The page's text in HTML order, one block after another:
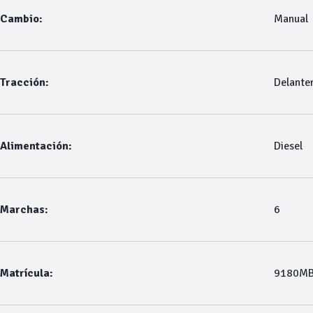
Cambio: Manual
Tracción:
Alimentación: Diesel
Marchas: 6
Matrícula: